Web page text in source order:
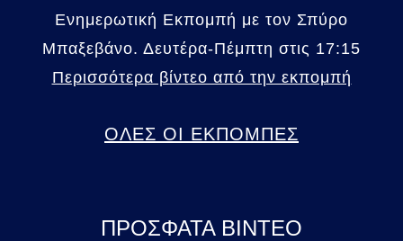
Ενημερωτική Εκπομπή με τον Σπύρο
Μπαξεβάνο. Δευτέρα-Πέμπτη στις 17:15
Περισσότερα βίντεο από την εκπομπή
ΟΛΕΣ ΟΙ ΕΚΠΟΜΠΕΣ
ΠΡΟΣΦΑΤΑ ΒΙΝΤΕΟ